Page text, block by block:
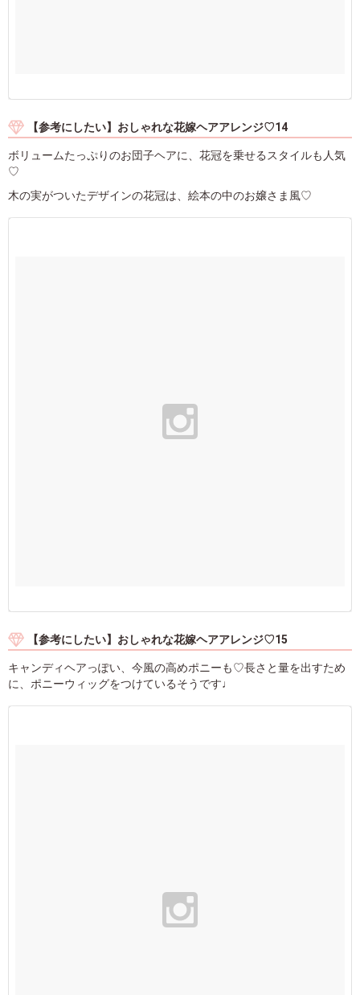
【参考にしたい】おしゃれな花嫁ヘアアレンジ♡14
ボリュームたっぷりのお団子ヘアに、花冠を乗せるスタイルも人気
♡
木の実がついたデザインの花冠は、絵本の中のお嬢さま風♡
【参考にしたい】おしゃれな花嫁ヘアアレンジ♡15
キャンディヘアっぽい、今風の高めポニーも♡長さと量を出すため
に、ポニーウィッグをつけているそうです♩